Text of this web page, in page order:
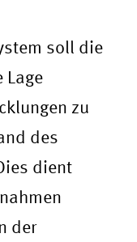
soll die
Lage
zu
des
dient
der